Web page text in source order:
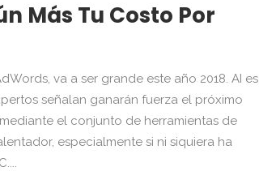
Más Tu Costo Por
va a ser grande este año 2018. AI es
señalan ganarán fuerza el próximo
el conjunto de herramientas de
especialmente si ni siquiera ha